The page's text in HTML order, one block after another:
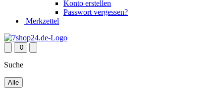
Konto erstellen
Passwort vergessen?
Merkzettel
0
Suche
Alle